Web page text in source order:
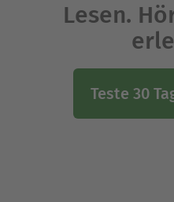
Lesen.
Teste 30